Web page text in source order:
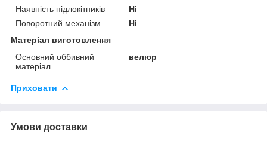
Наявність підлокітників
Ні
Поворотний механізм
Ні
Матеріал виготовлення
Основний оббивний
матеріал
велюр
Приховати
Умови доставки